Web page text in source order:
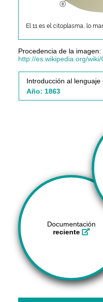
El 11 es el citoplasma, lo
Procedencia de la imagen:
http://es.wikipedia.org/wiki/
Introducción al lenguaje
Año: 1863
Documentación
reciente